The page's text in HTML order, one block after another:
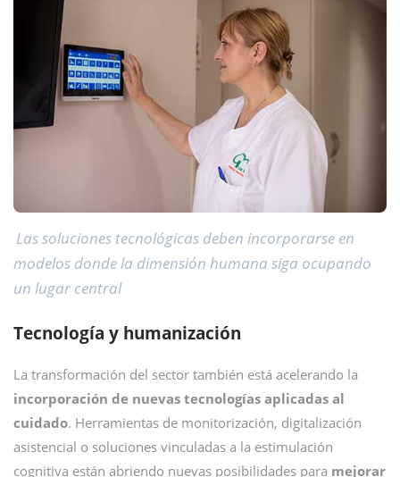
Las soluciones tecnológicas deben incorporarse en
modelos donde la dimensión humana siga ocupando
un lugar central
Tecnología y humanización
La transformación del sector también está acelerando la
incorporación de nuevas tecnologías aplicadas al
cuidado. Herramientas de monitorización, digitalización
asistencial o soluciones vinculadas a la estimulación
cognitiva están abriendo nuevas posibilidades para mejorar